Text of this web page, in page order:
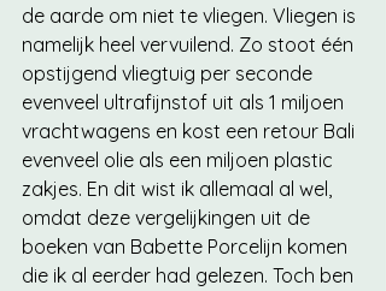
de aarde om niet te vliegen. Vliegen is
namelijk heel vervuilend. Zo stoot één
opstijgend vliegtuig per seconde
evenveel ultrafijnstof uit als 1 miljoen
vrachtwagens en kost een retour Bali
evenveel olie als een miljoen plastic
zakjes. En dit wist ik allemaal al wel,
omdat deze vergelijkingen uit de
boeken van Babette Porcelijn komen
die ik al eerder had gelezen. Toch ben